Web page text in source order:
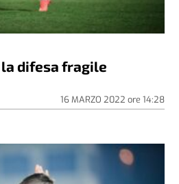
difesa fragile
16 MARZO 2022 ore 14:28